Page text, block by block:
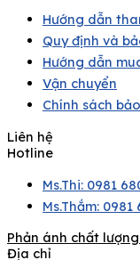
Hướng dẫn
Quy định và
Hướng dẫn
Vận chuyển
Chính sách
Liên hệ
Hotline
Ms.Thi: 0981
Ms.Thắm: 0981
Phản ánh chất
Địa chỉ